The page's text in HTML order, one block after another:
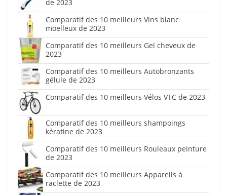
de 2023
Comparatif des 10 meilleurs Vins blanc
moelleux de 2023
Comparatif des 10 meilleurs Gel cheveux de
2023
Comparatif des 10 meilleurs Autobronzants
gélule de 2023
Comparatif des 10 meilleurs Vélos VTC de 2023
Comparatif des 10 meilleurs shampoings
kératine de 2023
Comparatif des 10 meilleurs Rouleaux peinture
de 2023
Comparatif des 10 meilleurs Appareils à
raclette de 2023